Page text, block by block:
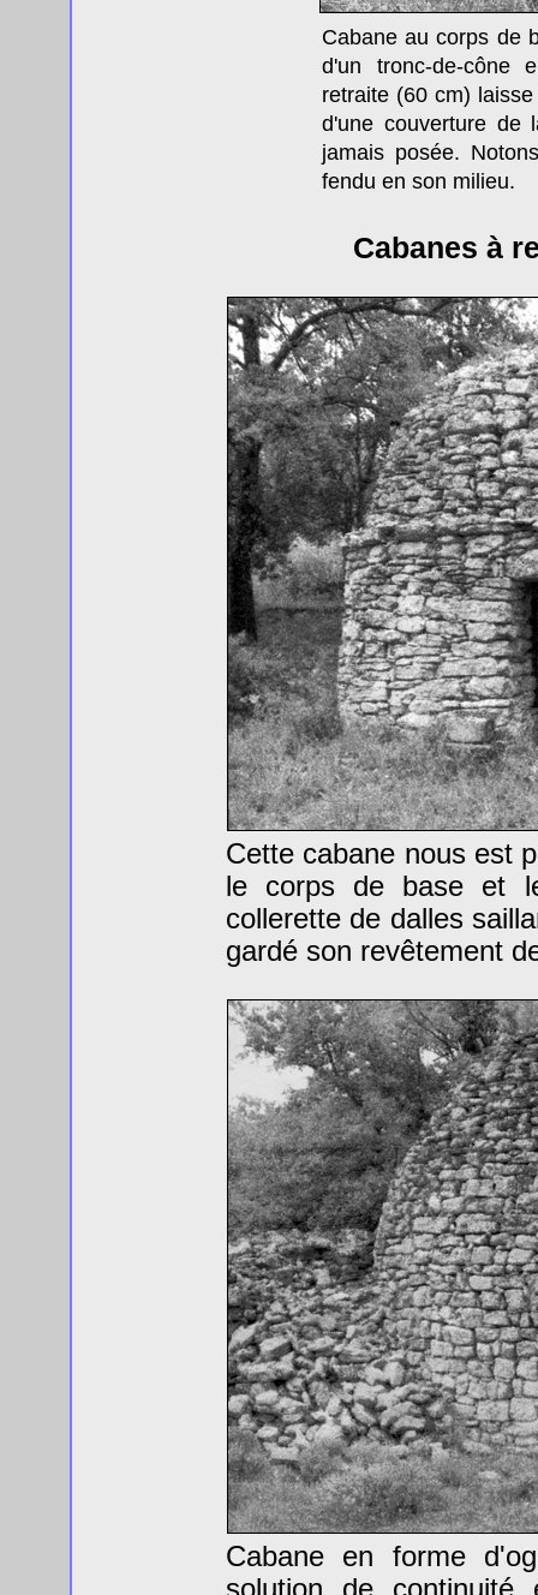
Cabane au corps de
d'un tronc-de-cône
retraite (60 cm)
d'une couverture de
jamais posée.
fendu en son milieu.
Cabanes à
Cette cabane nous est
le corps de base et
collerette de dalles
gardé son revêtement
Cabane en forme
solution de